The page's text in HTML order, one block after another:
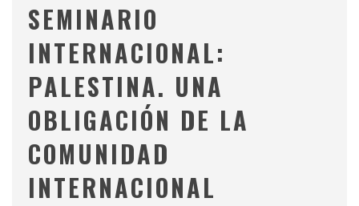
SEMINARIO
INTERNACIONAL:
PALESTINA. UNA
OBLIGACIÓN DE LA
COMUNIDAD
INTERNACIONAL